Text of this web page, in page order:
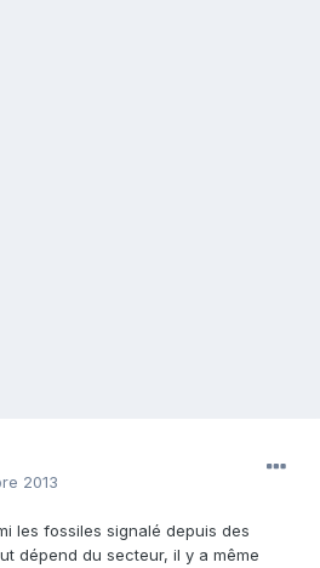
2013
les fossiles signalé depuis des
dépend du secteur, il y a même